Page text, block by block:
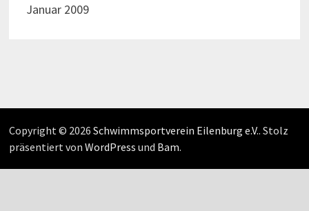
Januar 2009
Copyright © 2026 Schwimmsportverein Eilenburg e.V.. Stolz
präsentiert von WordPress und Bam.